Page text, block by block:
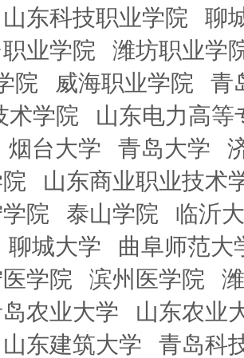
山东科技职业学院
聊
业学院
潍坊职业学
院
威海职业学院
青
术学院
山东电力高等
烟台大学 青岛大学
山东商业职业技术
院 泰山学院
临沂
聊城大学
曲阜师范大
学院 滨州医学院
农业大学
山东农业
山东建筑大学
青岛科